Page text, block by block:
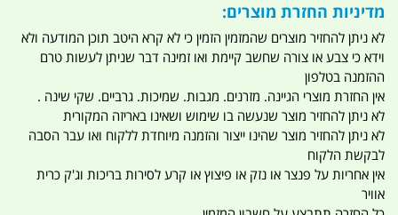
מדיניות החזרת מוצרים:
לא ניתן להחזיר מוצרים שהמזמין הזמין כי לא קרא היטב תוכן המודעה ולא
וידא כי צבע או צורה שחשב קיימת ואו זמינה דבר שניתן לעשות טרם
ההזמנה בטלפון
אין החזרת מוצרי הגיינה. מזרנים. מגבות. שמיכות. גרביים. שקי שינה .
לא ניתן להחזיר מוצר שנעשה בו שימוש ושאינו באריזה המקורית
לא ניתן להחזיר מוצר שהינו ייצור והזמנה מיוחדת ללקוח ואו עבר הסבה
לבקשת הלקוח
אין אחריות על פנצר או נזק או פיצוץ או קרע לסירות בריכות וג'ק כרית
אוויר